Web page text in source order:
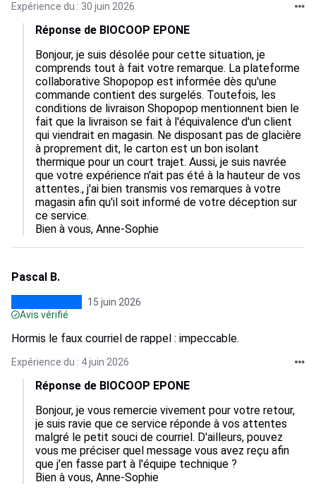
Expérience du : 30 juin 2026
Réponse de BIOCOOP EPONE
Bonjour, je suis désolée pour cette situation, je
comprends tout à fait votre remarque. La plateforme
collaborative Shopopop est informée dès qu'une
commande contient des surgelés. Toutefois, les
conditions de livraison Shopopop mentionnent bien le
fait que la livraison se fait à l'équivalence d'un client
qui viendrait en magasin. Ne disposant pas de glacière
à proprement dit, le carton est un bon isolant
thermique pour un court trajet. Aussi, je suis navrée
que votre expérience n'ait pas été à la hauteur de vos
attentes., j'ai bien transmis vos remarques à votre
magasin afin qu'il soit informé de votre déception sur
ce service.
Bien à vous, Anne-Sophie
Pascal B.
15 juin 2026
Avis vérifié
Hormis le faux courriel de rappel : impeccable.
Expérience du : 4 juin 2026
Réponse de BIOCOOP EPONE
Bonjour, je vous remercie vivement pour votre retour,
je suis ravie que ce service réponde à vos attentes
malgré le petit souci de courriel. D'ailleurs, pouvez
vous me préciser quel message vous avez reçu afin
que j'en fasse part à l'équipe technique ?
Bien à vous, Anne-Sophie